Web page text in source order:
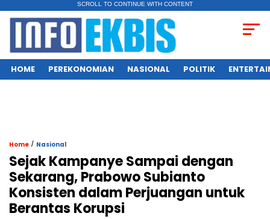
SCROLL TO CONTINUE WITH CONTENT
HOME PEREKONOMIAN NASIONAL POLITIK
Home / Nasional
Sejak Kampanye Sampai dengan
Sekarang, Prabowo Subianto
Konsisten dalam Perjuangan untuk
Berantas Korupsi